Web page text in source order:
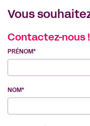
Vous
Contactez-nous !
PRÉNOM*
NOM*